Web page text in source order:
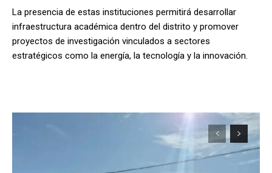
La presencia de estas instituciones permitirá desarrollar
infraestructura académica dentro del distrito y promover
proyectos de investigación vinculados a sectores
estratégicos como la energía, la tecnología y la innovación.